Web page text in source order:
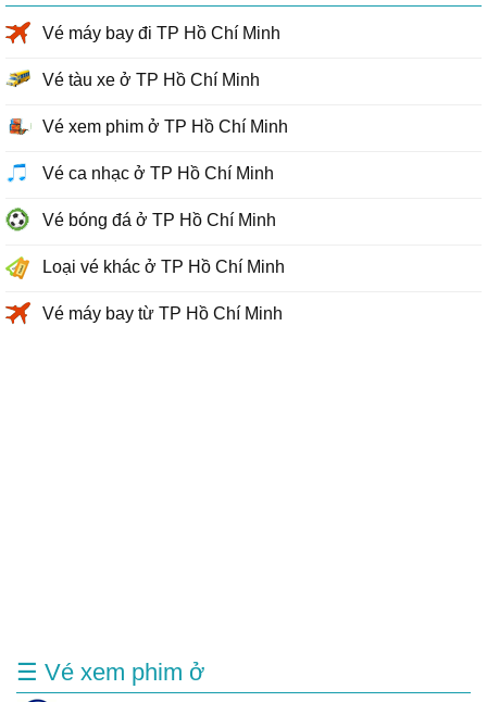
Vé máy bay đi TP Hồ Chí Minh
Vé tàu xe ở TP Hồ Chí Minh
Vé xem phim ở TP Hồ Chí Minh
Vé ca nhạc ở TP Hồ Chí Minh
Vé bóng đá ở TP Hồ Chí Minh
Loại vé khác ở TP Hồ Chí Minh
Vé máy bay từ TP Hồ Chí Minh
☰ Vé xem phim ở